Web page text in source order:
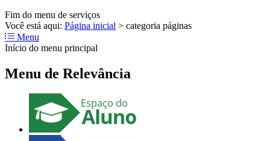
Fim do menu de serviços
Você está aqui: Página inicial > categoria páginas
Menu
Início do menu principal
Menu de Relevância